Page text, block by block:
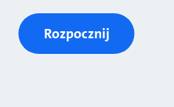
Rozpocznij